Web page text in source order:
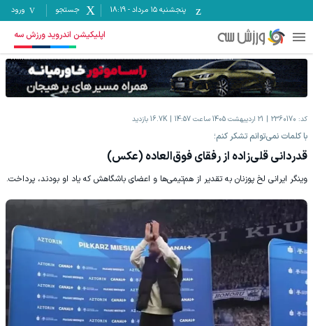
پنجشنبه ۱۵ مرداد -
18:19 جستجو ورود
اپلیکیشن اندروید ورزش سه
کد: 2360170 21 اردیبهشت 1405 ساعت 14:57 16.7K بازدید
با کلمات نمی‌توانم تشکر کنم؛
قدردانی قلی‌زاده از رفقای فوق‌العاده (عکس)
وینگر ایرانی لخ پوزنان به تقدیر از هم‌تیمی‌ها و اعضای باشگاهش که یاد او بودند، پرداخت.